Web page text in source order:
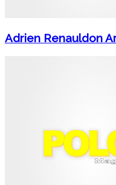
Adrien Renauldon